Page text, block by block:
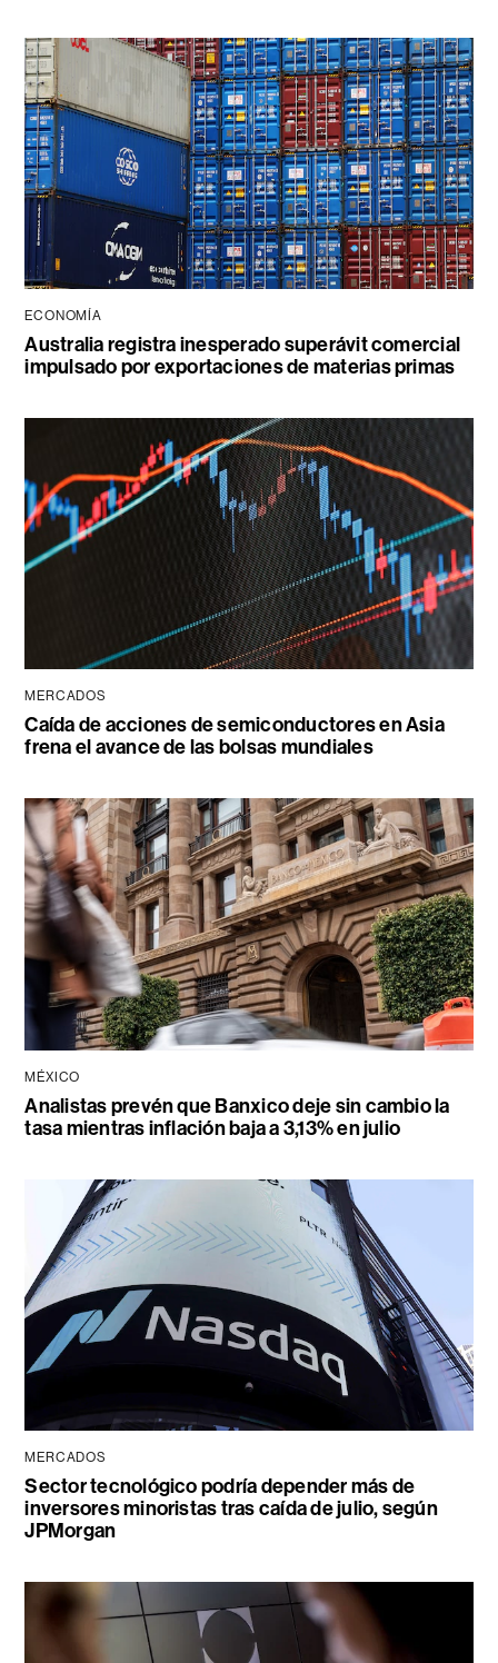
ECONOMÍA
Australia registra inesperado superávit comercial
impulsado por exportaciones de materias primas
MERCADOS
Caída de acciones de semiconductores en Asia
frena el avance de las bolsas mundiales
MÉXICO
Analistas prevén que Banxico deje sin cambio la
tasa mientras inflación baja a 3,13% en julio
MERCADOS
Sector tecnológico podría depender más de
inversores minoristas tras caída de julio, según
JPMorgan